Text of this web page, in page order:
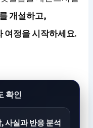
개설하고,
여정을 시작하세요.
확인
사실과 반응 분석